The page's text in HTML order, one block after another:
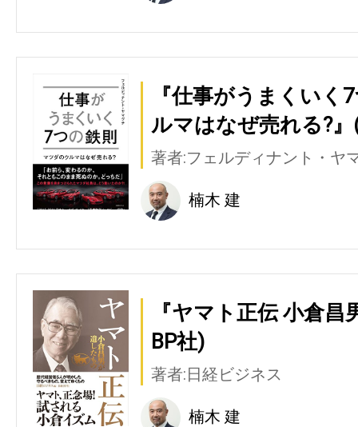
『仕事がうまくいく
ルマはなぜ売れる?』
著者:フェルディナント・ヤ
楠木 建
『ヤマト正伝 小倉
BP社)
著者:日経ビジネス
楠木 建